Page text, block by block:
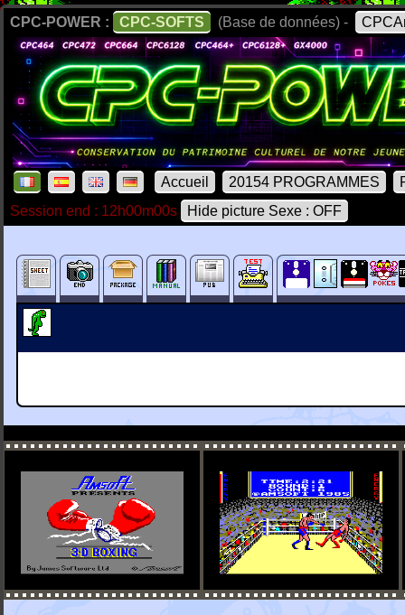
CPC-POWER : CPC-SOFTS (Base de données) -
Accueil 20154 PROGRAMMES
Session end : 12h00m00s
Hide picture Sexe : OFF